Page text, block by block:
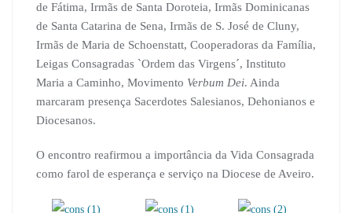
de Fátima, Irmãs de Santa Doroteia, Irmãs Dominicanas
de Santa Catarina de Sena, Irmãs de S. José de Cluny,
Irmãs de Maria de Schoenstatt, Cooperadoras da Família,
Leigas Consagradas `Ordem das Virgens´, Instituto
Maria a Caminho, Movimento Verbum Dei. Ainda
marcaram presença Sacerdotes Salesianos, Dehonianos e
Diocesanos.
O encontro reafirmou a importância da Vida Consagrada
como farol de esperança e serviço na Diocese de Aveiro.